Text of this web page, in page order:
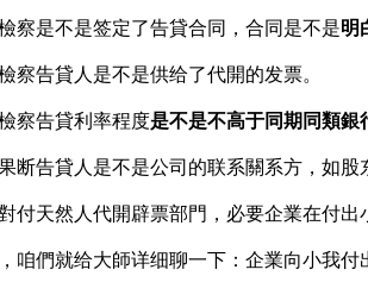
察是不是签定了告貸合同，合同是不是明
察告貸人是不是供给了代開的发票。
察告貸利率程度是不是不高于同期同類銀
断告貸人是不是公司的联系關系方，如
付天然人代開辟票部門，必要企業在付出
咱們就给大師详细聊一下：企業向小我付